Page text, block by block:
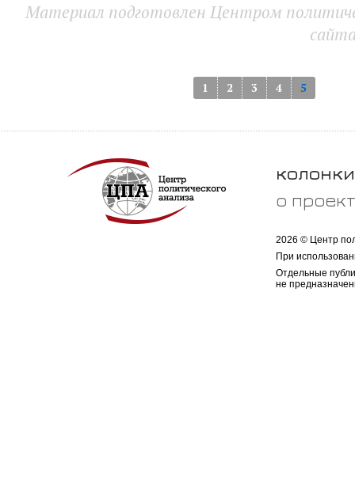
Материал подготовлен Центром
1 2 3 4 5
колонки
о
2026 © Центр
При
Отдельные
не